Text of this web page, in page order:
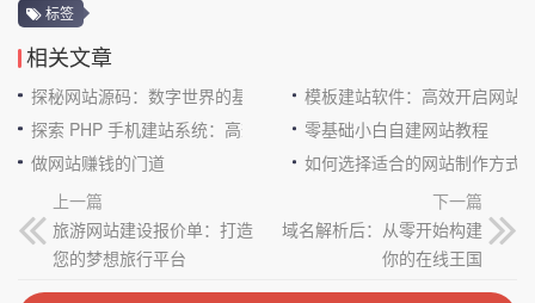
标签
相关文章
探秘网站源码：数字世界的基石
模板建站软件：高效开启网站
探索 PHP 手机建站系统：高效与便捷的完美结合零基础小白自建网站教程
做网站赚钱的门道
如何选择适合的网站制作方式
上一篇
旅游网站建设报价单：打造
您的梦想旅行平台
下一篇
域名解析后：从零开始构建
你的在线王国